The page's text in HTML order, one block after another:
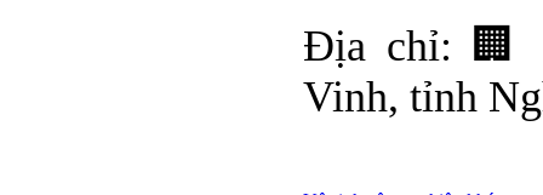
Địa chỉ: 🏢
Vinh, tỉnh